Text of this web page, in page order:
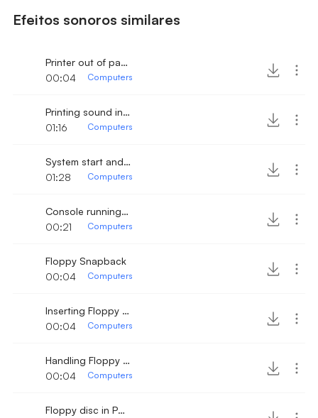
Efeitos sonoros similares
Printer out of paper
00:04
Computers
Printing sound in noisy enviroment
01:16
Computers
System start and welcome tone
01:28
Computers
Console running with beeping sound
00:21
Computers
Floppy Snapback
00:04
Computers
Inserting Floppy Disc
00:04
Computers
Handling Floppy Disc
00:04
Computers
Floppy disc in PC and lock in place